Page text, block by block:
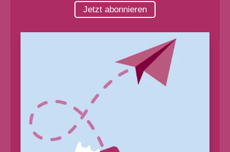
Jetzt abonnieren